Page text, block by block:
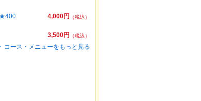
4,000円
（税込）
★400
3,500円
（税込）
コース・メニューをもっと見る